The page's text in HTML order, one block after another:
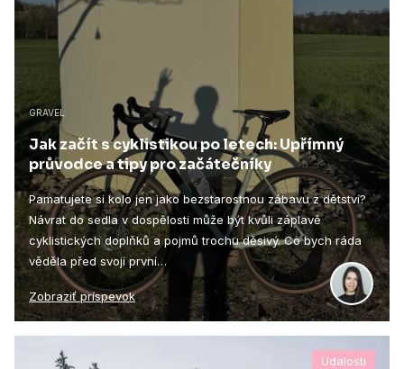
GRAVEL
Jak začít s cyklistikou po letech: Upřímný
průvodce a tipy pro začátečníky
Pamatujete si kolo jen jako bezstarostnou zábavu z dětství?
Návrat do sedla v dospělosti může být kvůli záplavě
cyklistických doplňků a pojmů trochu děsivý. Co bych ráda
věděla před svojí první…
Zobraziť príspevok
Udalosti